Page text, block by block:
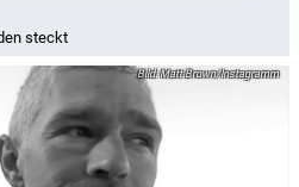
steckt
Matt Brown/Instagramm